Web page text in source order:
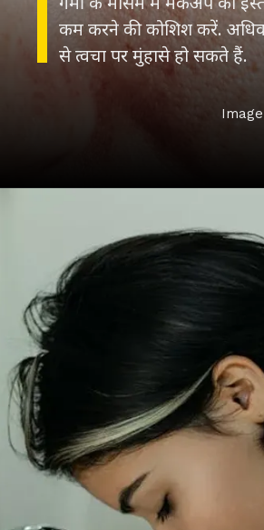
कम करने की कोशिश करें.
से त्वचा पर मुंहासे हो सकते हैं.